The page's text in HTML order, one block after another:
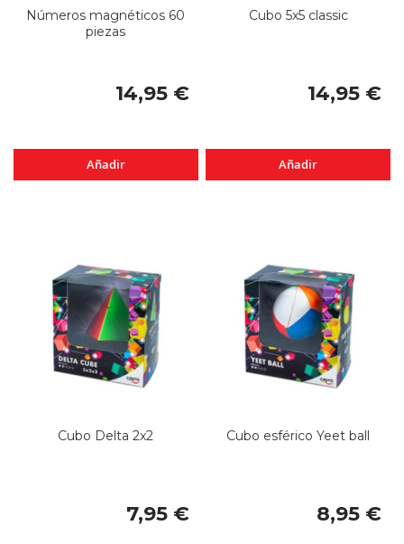
Números magnéticos 60
piezas
14,95 €
Añadir
Cubo 5x5 classic
14,95 €
Añadir
Cubo Delta 2x2
7,95 €
Cubo esférico Yeet ball
8,95 €